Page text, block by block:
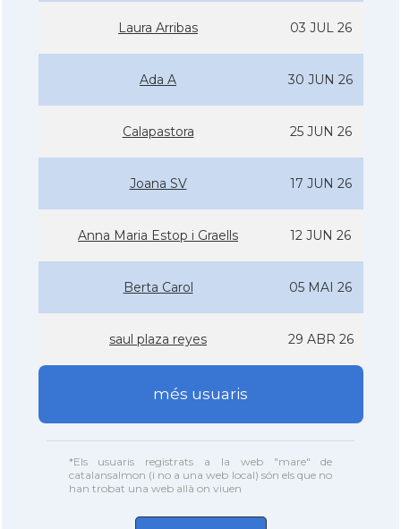
Laura Arribas 03 JUL 26
Ada A 30 JUN 26
Calapastora 25 JUN 26
Joana SV 17 JUN 26
Anna Maria Estop i Graells 12 JUN 26
Berta Carol 05 MAI 26
saul plaza reyes 29 ABR 26
més usuaris
*Els usuaris registrats a la web "mare" de
catalansalmon (i no a una web local) són els que no
han trobat una web allà on viuen